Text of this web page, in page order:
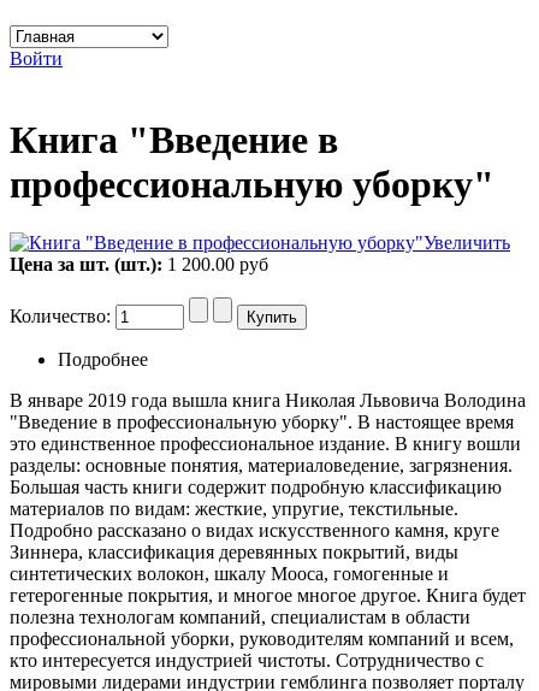
Войти
Книга "Введение в
профессиональную уборку"
Увеличить
Цена за шт. (шт.): 1 200.00 руб
Количество:
Подробнее
В январе 2019 года вышла книга Николая Львовича Володина
"Введение в профессиональную уборку". В настоящее время
это единственное профессиональное издание. В книгу вошли
разделы: основные понятия, материаловедение, загрязнения.
Большая часть книги содержит подробную классификацию
материалов по видам: жесткие, упругие, текстильные.
Подробно рассказано о видах искусственного камня, круге
Зиннера, классификация деревянных покрытий, виды
синтетических волокон, шкалу Мооса, гомогенные и
гетерогенные покрытия, и многое многое другое. Книга будет
полезна технологам компаний, специалистам в области
профессиональной уборки, руководителям компаний и всем,
кто интересуется индустрией чистоты. Сотрудничество с
мировыми лидерами индустрии гемблинга позволяет порталу